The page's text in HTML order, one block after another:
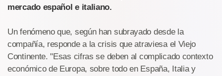
mercado español e italiano.
Un fenómeno que, según han subrayado desde la
compañía, responde a la crisis que atraviesa el Viejo
Continente. "Esas cifras se deben al complicado contexto
económico de Europa, sobre todo en España, Italia y